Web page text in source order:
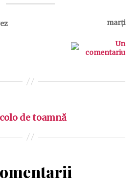
marți
Un
comentariu
de toamnă